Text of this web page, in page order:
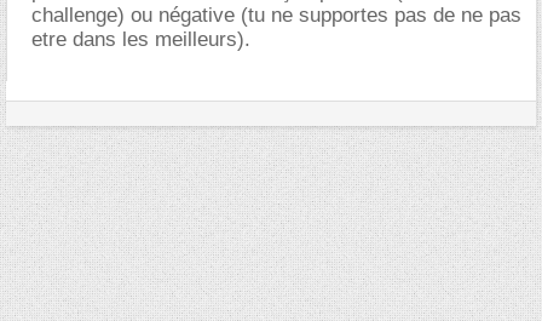
challenge) ou négative (tu ne supportes pas de ne pas
etre dans les meilleurs).